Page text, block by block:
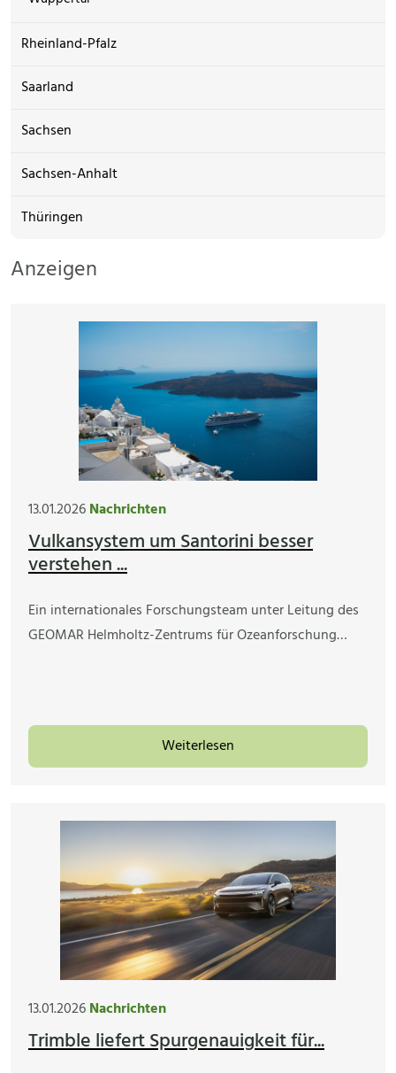
Rheinland-Pfalz
Saarland
Sachsen
Sachsen-Anhalt
Thüringen
Anzeigen
13.01.2026Nachrichten
Vulkansystem um Santorini besser
verstehen ...
Ein internationales Forschungsteam unter Leitung des
GEOMAR Helmholtz-Zentrums für Ozeanforschung…
Weiterlesen
13.01.2026Nachrichten
Trimble liefert Spurgenauigkeit für...